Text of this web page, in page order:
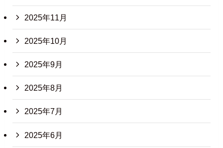
2025年11月
2025年10月
2025年9月
2025年8月
2025年7月
2025年6月